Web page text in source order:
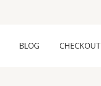
BLOG CHECKOUT